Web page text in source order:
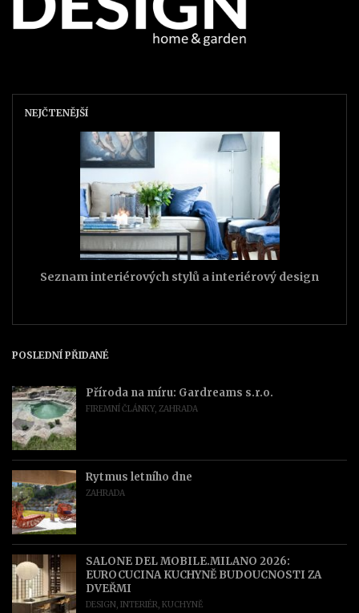
NEJČTENĚJŠÍ
Seznam interiérových stylů a interiérový design
POSLEDNÍ PŘIDANÉ
Příroda na míru: Gardreams s.r.o.
FIREMNÍ ČLÁNKY, ZAHRADA
Rytmus letního dne
ZAHRADA
SALONE DEL MOBILE.MILANO 2026:
EUROCUCINA KUCHYNĚ BUDOUCNOSTI ZA
DVEŘMI
DESIGN, INTERIÉR, KUCHYNĚ